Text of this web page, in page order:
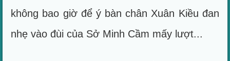
không bao giờ để ý bàn chân Xuân Kiều đan
nhẹ vào đùi của Sở Minh Cầm mấy lượt...